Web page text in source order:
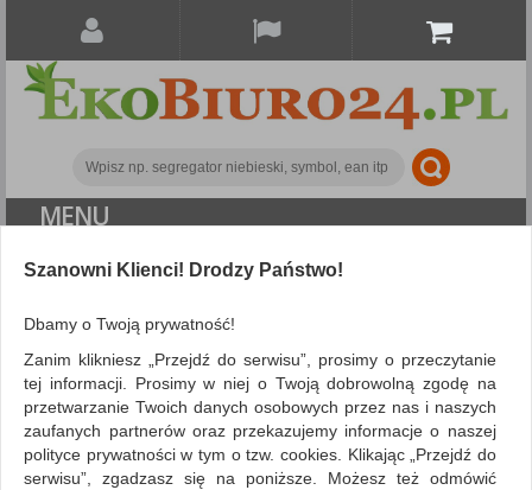
MENU
Papier i etykiety
Etykiety samoprzylepne
100 ark.
Szanowni Klienci! Drodzy Państwo!
Dbamy o Twoją prywatność!
Zanim klikniesz „Przejdź do serwisu”, prosimy o przeczytanie
tej informacji. Prosimy w niej o Twoją dobrowolną zgodę na
przetwarzanie Twoich danych osobowych przez nas i naszych
zaufanych partnerów oraz przekazujemy informacje o naszej
polityce prywatności w tym o tzw. cookies. Klikając „Przejdź do
serwisu”, zgadzasz się na poniższe. Możesz też odmówić